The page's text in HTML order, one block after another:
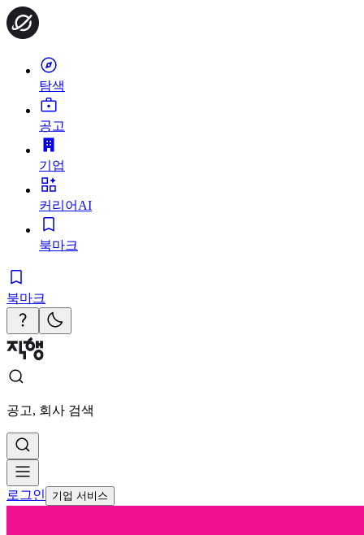
탐색
공고
기업
커리어AI
북마크
북마크
공고, 회사 검색
로그인 기업 서비스